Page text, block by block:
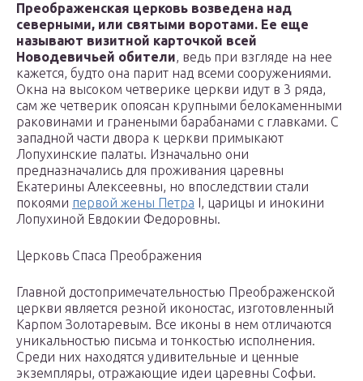
Преображенская церковь возведена над
северными, или святыми воротами. Ее еще
называют визитной карточкой всей
Новодевичьей обители, ведь при взгляде на нее
кажется, будто она парит над всеми сооружениями.
Окна на высоком четверике церкви идут в 3 ряда,
сам же четверик опоясан крупными белокаменными
раковинами и гранеными барабанами с главками. С
западной части двора к церкви примыкают
Лопухинские палаты. Изначально они
предназначались для проживания царевны
Екатерины Алексеевны, но впоследствии стали
покоями первой жены Петра I, царицы и инокини
Лопухиной Евдокии Федоровны.
Церковь Спаса Преображения
Главной достопримечательностью Преображенской
церкви является резной иконостас, изготовленный
Карпом Золотаревым. Все иконы в нем отличаются
уникальностью письма и тонкостью исполнения.
Среди них находятся удивительные и ценные
экземпляры, отражающие идеи царевны Софьи.